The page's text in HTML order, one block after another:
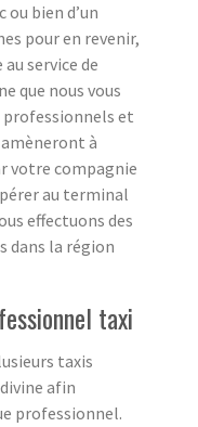
bien d’un
pour en revenir,
service de
que nous vous
professionnels et
à
votre compagnie
au terminal
effectuons des
dans la région
taxi
taxis
afin
professionnel.